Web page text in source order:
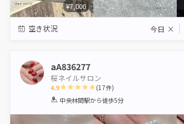
¥7,000
空き状況 今日 ×
aA836277
桜ネイルサロン
4.9
1 2 3 4 5
(17件)
中央林間駅から徒歩5分